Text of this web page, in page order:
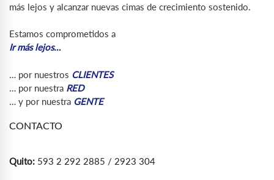
más lejos y alcanzar nuevas cimas de crecimiento sostenido.
Estamos comprometidos a
Ir más lejos…
… por nuestros CLIENTES
… por nuestra RED
… y por nuestra GENTE
CONTACTO
Quito: 593 2 292 2885 / 2923 304